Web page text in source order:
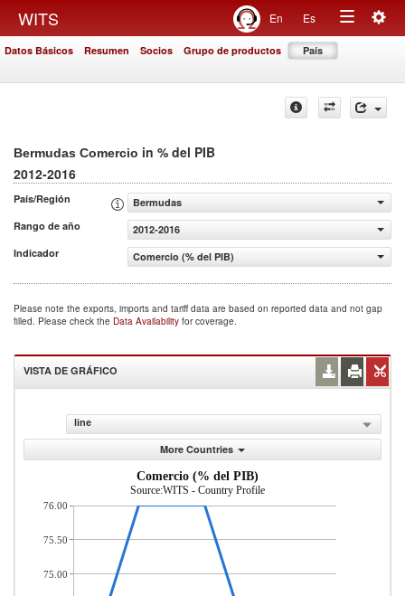
WITS En Es
Toggle
Datos Básicos Resumen Socios Grupo de productos País
Bermudas Comercio in % del PIB
2012-2016
País/Región
Bermudas
Rango de año
2012-2016
Indicador
Comercio (% del PIB)
Please note the exports, imports and tariff data are based on reported data and not gap
filled. Please check the Data Availability for coverage.
VISTA DE GRÁFICO
line
More Countries
Comercio (% del PIB)
Source:WITS - Country Profile
76.00
75.50
75.00